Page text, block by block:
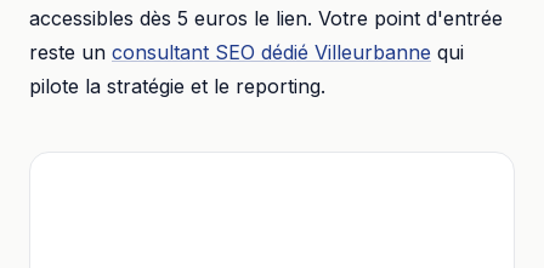
accessibles dès 5 euros le lien. Votre point d'entrée
reste un consultant SEO dédié Villeurbanne qui
pilote la stratégie et le reporting.